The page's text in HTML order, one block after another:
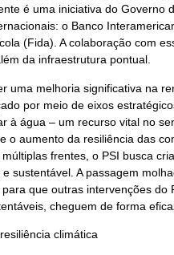
é uma iniciativa do Governo
o Banco
(Fida). A colaboração com
da infraestrutura pontual.
uma melhoria significativa na
por meio de eixos
à água – um recurso vital no
o aumento da resiliência das
frentes, o PSI busca
sustentável. A passagem
que outras intervenções do
cheguem de forma
climática